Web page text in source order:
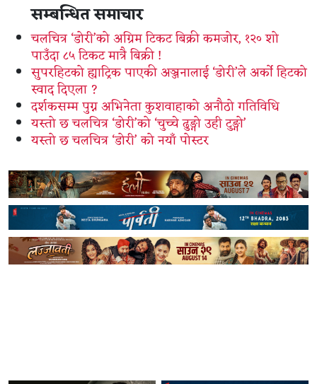
सम्बन्धित समाचार
चलचित्र ‘डोरी’को अग्रिम टिकट बिक्री कमजोर, १२० शो
पाउँदा ८५ टिकट मात्रै बिक्री !
सुपरहिटको ह्याट्रिक पाएकी अञ्जनालाई ‘डोरी’ले अर्को हिटको
स्वाद दिएला ?
दर्शकसम्म पुग्न अभिनेता कुशवाहाको अनौठो गतिविधि
यस्तो छ चलचित्र ‘डोरी’को ‘चुच्चे ढुङ्गो उही टुङ्गो’
यस्तो छ चलचित्र ‘डोरी’ को नयाँ पोस्टर